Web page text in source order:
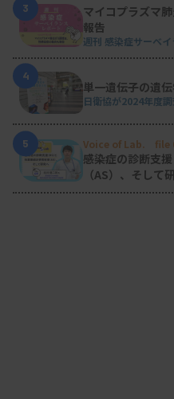
3
マイコプラズマ
報告
週刊 感染症サーベ
4
単一遺伝子の遺
日衛協が2024年度調
5
Voice of Lab. file
検査部微生物遺伝子
感染症の診断支
（AS）、そして